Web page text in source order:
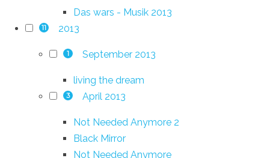
Das wars - Musik 2013
11 2013
1 September 2013
living the dream
3 April 2013
Not Needed Anymore 2
Black Mirror
Not Needed Anymore